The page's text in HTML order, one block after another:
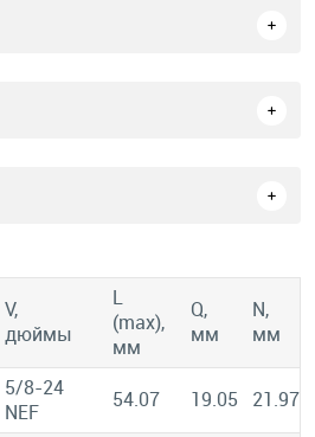
V,
дюймы
L
(max),
мм
Q,
мм
N,
мм
5/8-24
NEF
54.07 19.05 21.97